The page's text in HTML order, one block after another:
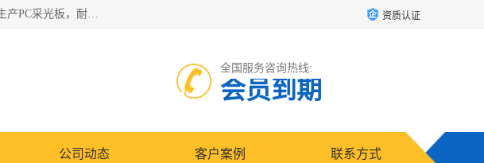
郑州鑫纵建材有限公司供应阳光板，彩钢板，彩钢钢构工程是一家集生产销售租赁安装于一体的企业，主要生产PC采光板，耐力板，仿古琉璃采光板，岩棉板、彩钢压型板、镀锌压型板、桁架楼承板，C、Z型钢檩条、围挡板、轻钢结构，阳光温室大棚等新型建材产品。公司旗下有多台移动式高空压瓦机租赁，承接全国各地业务，专业对外租赁各种型号压瓦机。 资质认证
全国服务咨询热线:
会员到期
公司动态 客户案例 联系方式